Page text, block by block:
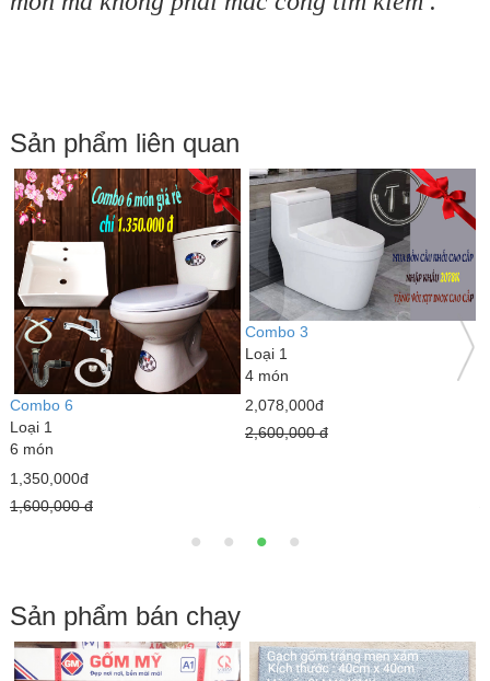
Sản phẩm liên quan
Combo 6
Loại 1
6 món
1,350,000đ
1,600,000 đ
Combo 3
Loại 1
4 món
2,078,000đ
2,600,000 đ
Sản phẩm bán chạy